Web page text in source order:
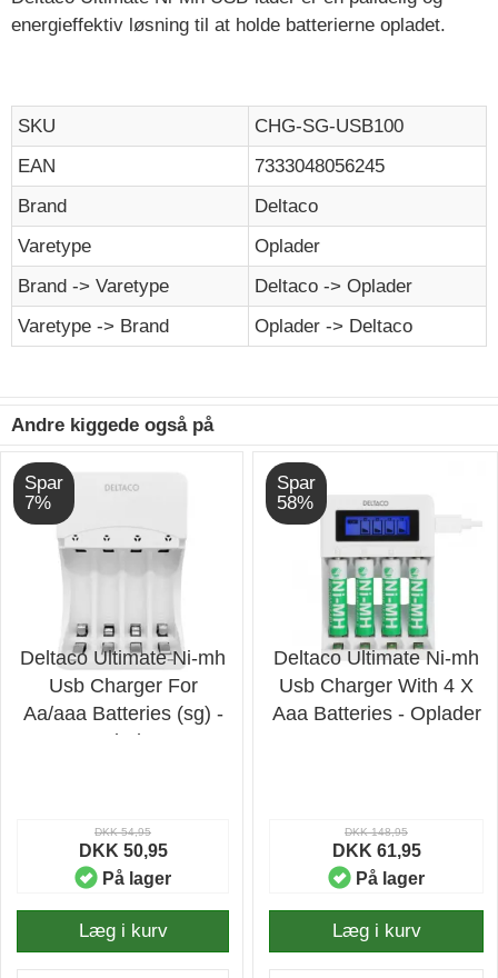
energieffektiv løsning til at holde batterierne opladet.
SKU
CHG-SG-USB100
EAN
7333048056245
Brand
Deltaco
Varetype
Oplader
Brand -> Varetype
Deltaco -> Oplader
Varetype -> Brand
Oplader -> Deltaco
Andre kiggede også på
Spar
7%
Deltaco Ultimate Ni-mh
Usb Charger For
Aa/aaa Batteries (sg) -
Oplader
DKK 54,95
DKK 50,95
På lager
Læg i kurv
Spar
58%
Deltaco Ultimate Ni-mh
Usb Charger With 4 X
Aaa Batteries - Oplader
DKK 148,95
DKK 61,95
På lager
Læg i kurv